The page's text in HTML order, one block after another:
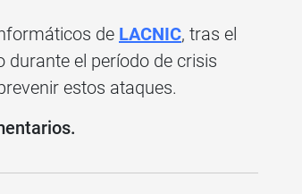
de LACNIC, tras el
durante el período de crisis
estos ataques.